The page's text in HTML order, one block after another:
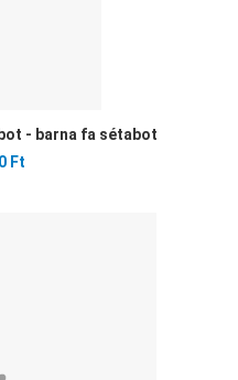
- barna fa sétabot
Ft